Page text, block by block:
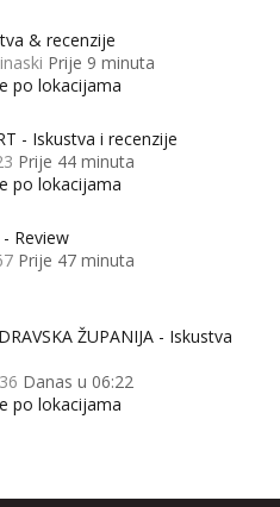
& recenzije
Prije 9 minuta
po lokacijama
- Iskustva i recenzije
Prije 44 minuta
po lokacijama
Review
Prije 47 minuta
ŽUPANIJA - Iskustva
Danas u 06:22
po lokacijama